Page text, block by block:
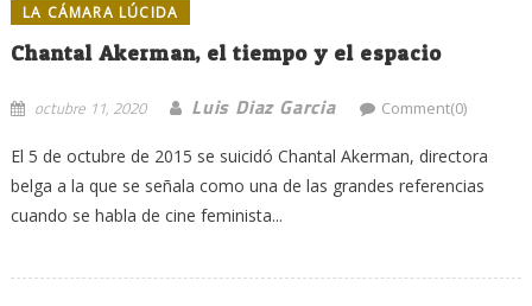
LA CÁMARA LÚCIDA
Chantal Akerman, el tiempo y el espacio
octubre 11, 2020 Luis Diaz Garcia Comment(0)
El 5 de octubre de 2015 se suicidó Chantal Akerman, directora
belga a la que se señala como una de las grandes referencias
cuando se habla de cine feminista...